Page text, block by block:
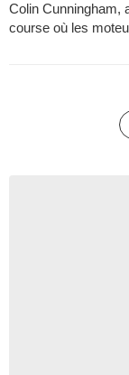
Colin Cunningham,
course où les